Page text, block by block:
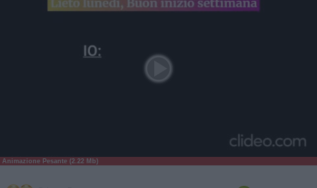
Animazione Pesante (2.22 Mb)